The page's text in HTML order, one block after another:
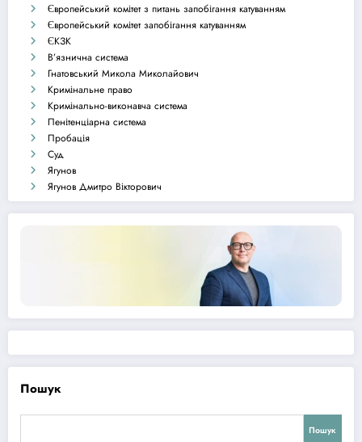
Європейський комітет з питань запобігання катуванням
Європейський комітет запобігання катуванням
ЄКЗК
В’язнична система
Гнатовський Микола Миколайович
Кримінальне право
Кримінально-виконавча система
Пенітенціарна система
Пробація
Суд
Ягунов
Ягунов Дмитро Вікторович
Пошук
Пошук